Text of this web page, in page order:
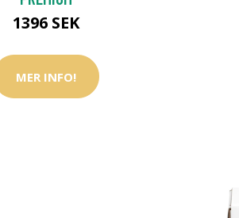
1396 SEK
MER INFO!